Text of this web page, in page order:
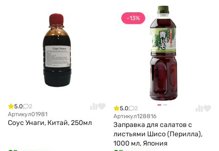
5.0
2
Артикул01981
Соус Унаги, Китай, 250мл
-13%
5.0
2
Артикул128816
Заправка для салатов с
листьями Шисо (Перилла),
1000 мл, Япония